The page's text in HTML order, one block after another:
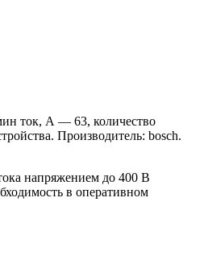
ток, А — 63, количество
Производитель: bosch.
напряжением до 400 В
в оперативном